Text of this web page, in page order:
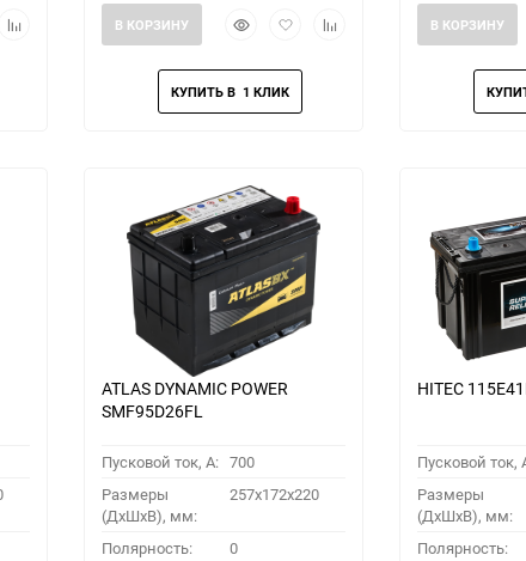
Добавить
БыстрыйДобавить
избранное
Добавить
В КОРЗИНУ В КОРЗИНУ
ATLAS DYNAMIC POWER
SMF95D26FL
Пусковой ток, A: 700
Размеры
(ДхШхВ), мм:
257x172x220
Полярность: 0
HITEC
Пусковой ток,
Размеры
(ДхШхВ), мм:
Полярность: